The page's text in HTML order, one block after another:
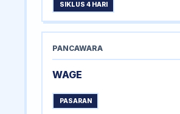
SIKLUS 4 HARI
PANCAWARA
WAGE
PASARAN